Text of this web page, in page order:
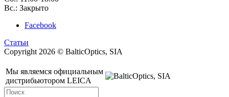
Вс.: Закрыто
Facebook
Статьи
Copyright 2026 © BalticOptics, SIA
Мы являемся официальным
дистрибьютором LEICA